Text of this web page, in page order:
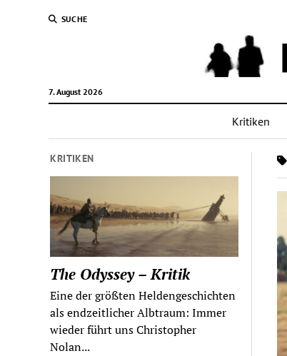
SUCHE
7. August 2026
Kritiken
KRITIKEN
The Odyssey – Kritik
Eine der größten Heldengeschichten
als endzeitlicher Albtraum: Immer
wieder führt uns Christopher
Nolan...